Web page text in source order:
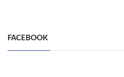
FACEBOOK